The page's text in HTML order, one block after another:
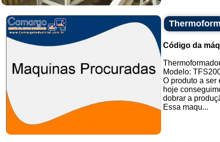
Código da
Modelo:
O produto a ser
hoje
dobrar a
Essa maqu...